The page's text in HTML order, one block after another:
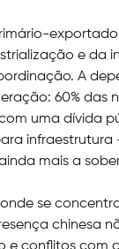
e da
A
60% das
uma dívida
mais a
se
chinesa